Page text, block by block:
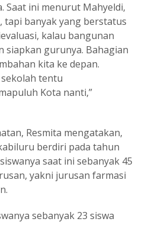
Saat ini menurut Mahyeldi,
tapi banyak yang berstatus
kalau bangunan
siapkan gurunya. Bahagian
kita ke depan.
tentu
Kota nanti,”
Resmita mengatakan,
berdiri pada tahun
saat ini sebanyak 45
yakni jurusan farmasi
sebanyak 23 siswa